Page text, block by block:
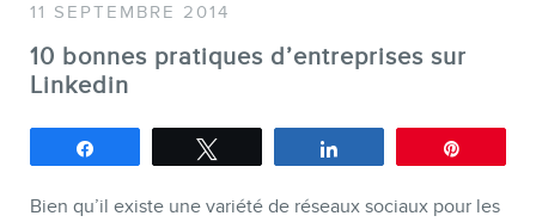
11 SEPTEMBRE 2014
10 bonnes pratiques d’entreprises sur
Linkedin
Bien qu’il existe une variété de réseaux sociaux pour les